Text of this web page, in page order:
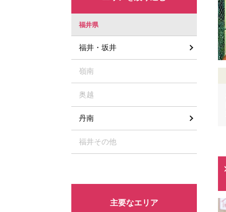
福井県
福井・坂井
嶺南
奥越
丹南
福井その他
主要なエリア